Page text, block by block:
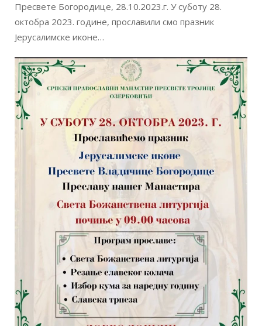
Пресвете Богородице, 28.10.2023.г. У суботу 28.
октобра 2023. године, прославили смо празник
Јерусалимске иконе…